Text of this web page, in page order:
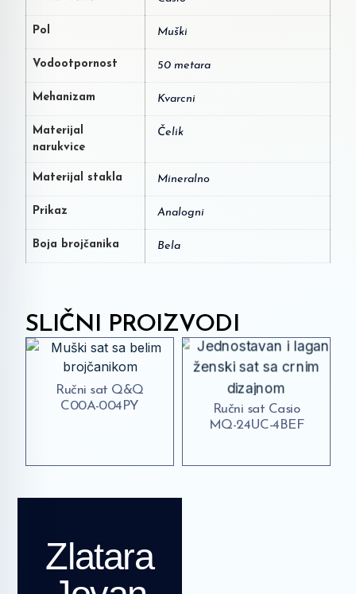
Pol Muški
Vodootpornost 50 metara
Mehanizam Kvarcni
Materijal
narukvice
Čelik
Materijal stakla Mineralno
Prikaz Analogni
Boja brojčanika Bela
SLIČNI PROIZVODI
Ručni sat Q&Q
C00A-004PY
Ručni sat Casio
MQ-24UC-4BEF
Zlatara